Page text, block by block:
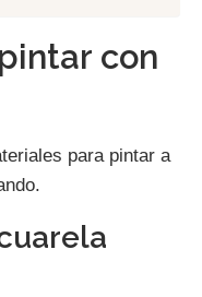
con
para pintar a